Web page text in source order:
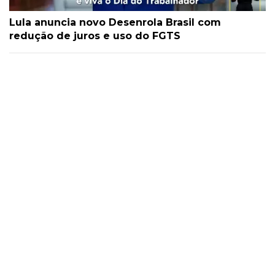
Lula anuncia novo Desenrola Brasil com
redução de juros e uso do FGTS